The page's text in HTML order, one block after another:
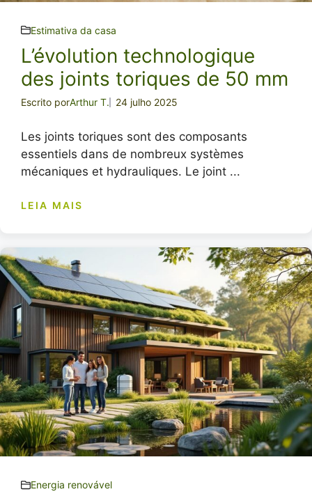
Estimativa da casa
L’évolution technologique
des joints toriques de 50 mm
Escrito porArthur T. 24 julho 2025
Les joints toriques sont des composants
essentiels dans de nombreux systèmes
mécaniques et hydrauliques. Le joint ...
LEIA MAIS
Energia renovável